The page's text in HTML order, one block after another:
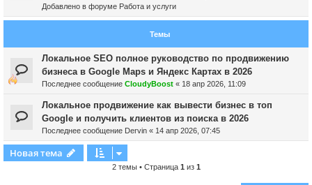
Добавлено в форуме Работа и услуги
Темы
Локальное SEO полное руководство по продвижению
бизнеса в Google Maps и Яндекс Картах в 2026
Последнее сообщение CloudyBoost « 18 апр 2026, 11:09
Локальное продвижение как вывести бизнес в топ
Google и получить клиентов из поиска в 2026
Последнее сообщение Dervin « 14 апр 2026, 07:45
Новая тема
2 темы • Страница 1 из 1